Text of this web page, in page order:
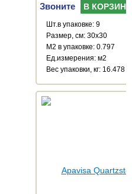
Звоните В КОРЗИНУ
Шт.в упаковке: 9
Размер, см: 30x30
М2 в упаковке: 0.797
Ед.измерения: м2
Веc упаковки, кг: 16.478